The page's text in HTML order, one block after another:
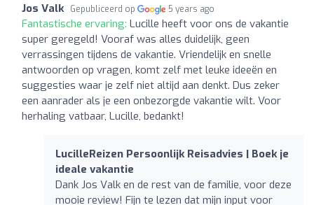
Jos Valk Gepubliceerd op 5 years ago
Fantastische ervaring: Lucille heeft voor ons de vakantie
super geregeld! Vooraf was alles duidelijk, geen
verrassingen tijdens de vakantie. Vriendelijk en snelle
antwoorden op vragen, komt zelf met leuke ideeën en
suggesties waar je zelf niet altijd aan denkt. Dus zeker
een aanrader als je een onbezorgde vakantie wilt. Voor
herhaling vatbaar, Lucille, bedankt!
LucilleReizen Persoonlijk Reisadvies | Boek je
ideale vakantie
Dank Jos Valk en de rest van de familie, voor deze
mooie review! Fijn te lezen dat mijn input voor